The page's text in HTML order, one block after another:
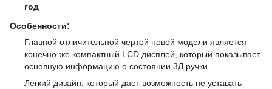
год
Особенности:
Главной отличительной чертой новой модели является
конечно-же компактный LCD дисплей, который показывает
основную информацию о состоянии 3Д ручки
Легкий дизайн, который дает возможность не уставать